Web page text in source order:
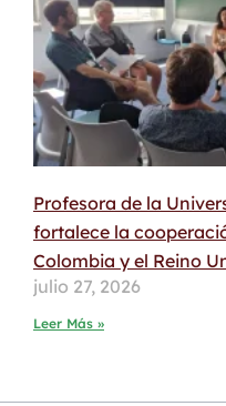
Profesora de la
fortalece la
Colombia y el Reino
julio 27, 2026
Leer Más »